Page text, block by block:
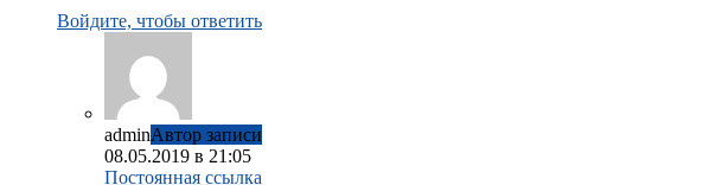
Войдите, чтобы ответить
adminАвтор записи
08.05.2019 в 21:05
Постоянная ссылка